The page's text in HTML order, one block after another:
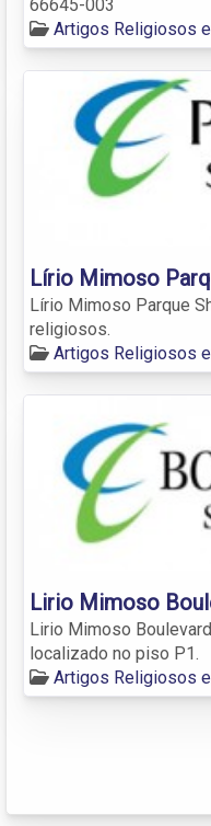
66645-003
Artigos Religiosos
Lírio Mimoso
Lírio Mimoso Parque
religiosos.
Artigos Religiosos
Lirio Mimoso
Lirio Mimoso
localizado no piso P1.
Artigos Religiosos